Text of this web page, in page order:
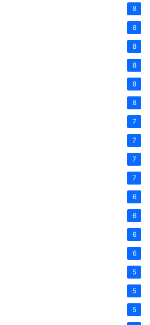
8
8
8
8
8
8
7
7
7
7
6
6
6
6
5
5
5